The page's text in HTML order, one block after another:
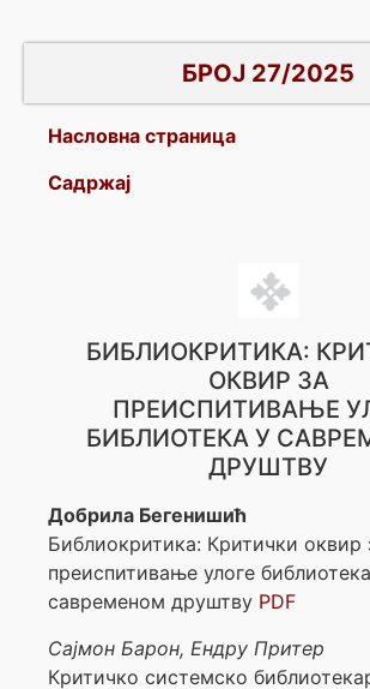
БРОЈ 27/2025
Насловна страница
Садржај
БИБЛИОКРИТИКА:
ОКВИР ЗА
ПРЕИСПИТИВАЊЕ
БИБЛИОТЕКА У
ДРУШТВУ
Добрила Бегенишић
Библиокритика: Критички оквир
преиспитивање улоге
савременом друштву PDF
Сајмон Барон, Ендру Притер
Критичко системско